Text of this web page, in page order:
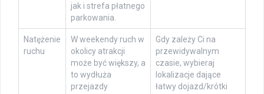
jak i strefa płatnego
parkowania.
Natężenie
ruchu
W weekendy ruch w
okolicy atrakcji
może być większy, a
to wydłuża
przejazdy
Gdy zależy Ci na
przewidywalnym
czasie, wybieraj
lokalizacje dające
łatwy dojazd/krótki